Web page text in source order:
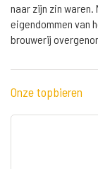
naar zijn zin waren.
eigendommen van
brouwerij
Onze topbieren